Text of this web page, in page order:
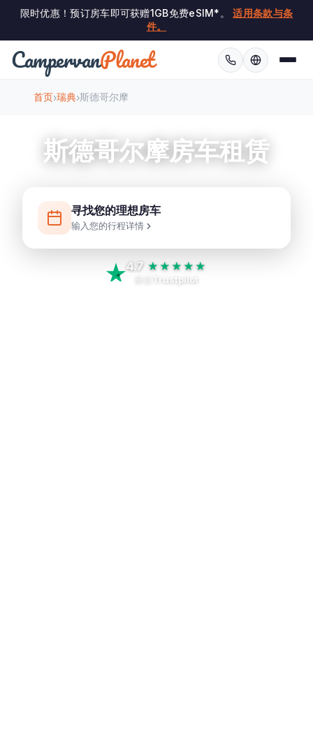
限时优惠！预订房车即可获赠1GB免费eSIM*。适用条款与条
件。
CampervanPlanet
首页›瑞典›斯德哥尔摩
斯德哥尔摩房车租赁
寻找您的理想房车
输入您的行程详情
4.7 ★★★★★
Trustpilot